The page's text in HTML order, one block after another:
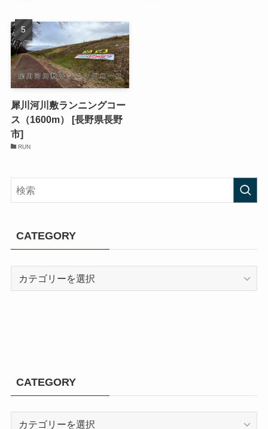
犀川河川敷ランニングコー
ス（1600m） [長野県長野
市]
RUN
CATEGORY
CATEGORY
CATEGORY
CATEGORY